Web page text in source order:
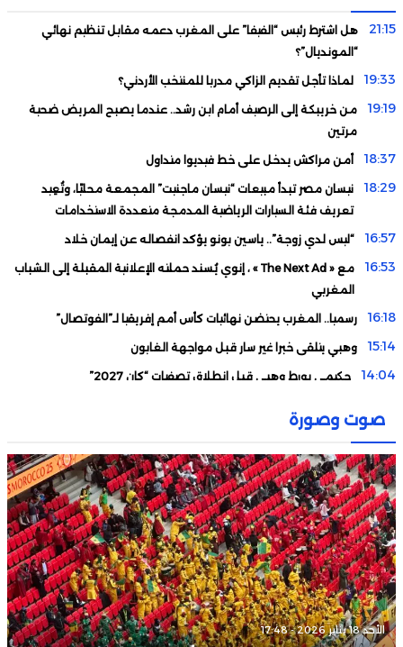
21:15
هل اشترط رئيس “الفيفا” على المغرب دعمه مقابل تنظيم نهائي
“المونديال”؟
19:33 لماذا تأجل تقديم الزاكي مدربا للمنتخب الأردني؟
19:19
من خريبكة إلى الرصيف أمام ابن رشد.. عندما يصبح المريض ضحية
مرتين
18:37 أمن مراكش يدخل على خط فيديوا متداول
18:29
نيسان مصر تبدأ مبيعات “نيسان ماجنيت” المجمعة محليًا، وتُعِيد
تعريف فئة السيارات الرياضية المدمجة متعددة الاستخدامات
16:57 “ليس لدي زوجة”.. ياسين بونو يؤكد انفصاله عن إيمان خلاد
16:53
مع « The Next Ad » ، إنوي يُسند حملته الإعلانية المقبلة إلى الشباب
المغربي
16:18 رسميا.. المغرب يحتضن نهائيات كأس أمم إفريقيا لـ”الفوتصال”
15:14 وهبي يتلقى خبرا غير سار قبل مواجهة الغابون
14:04 حكيمي يورط وهبي قبل انطلاق تصفيات “كان 2027”
الصحراء”
09:34 شتوتغارت يحدد “السعر الصادم” لرحيل بلال الخنوس
08:48 المغرب يتعرف على خصمه في ربع نهائي “كان السيدات”
02:00 الأمير علي بن حسين يتهم الفيفا بـ”الابتزاز”
صوت وصورة
الأحد 18 يناير 2026 - 17:48